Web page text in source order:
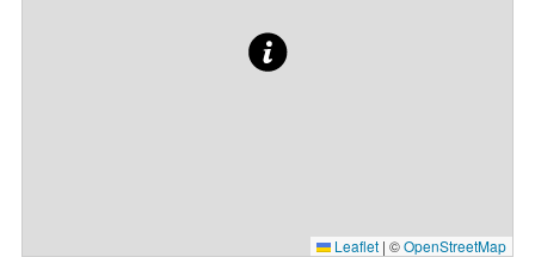
Leaflet | ©OpenStreetMap